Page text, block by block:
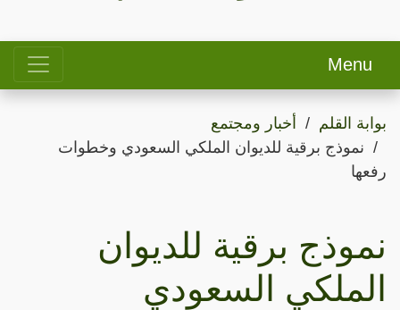
Menu
بوابة القلم
أخبار ومجتمع
نموذج برقية للديوان الملكي السعودي وخطوات
رفعها
نموذج برقية للديوان
الملكي السعودي